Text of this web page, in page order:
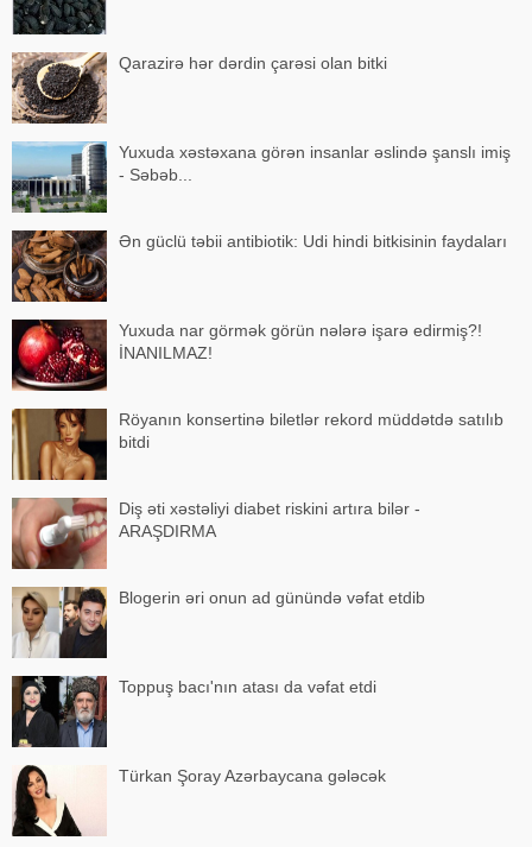
Qarazirə hər dərdin çarəsi olan bitki
Yuxuda xəstəxana görən insanlar əslində şanslı imiş
- Səbəb...
Ən güclü təbii antibiotik: Udi hindi bitkisinin faydaları
Yuxuda nar görmək görün nələrə işarə edirmiş?!
İNANILMAZ!
Röyanın konsertinə biletlər rekord müddətdə satılıb
bitdi
Diş əti xəstəliyi diabet riskini artıra bilər -
ARAŞDIRMA
Blogerin əri onun ad günündə vəfat etdib
Toppuş bacı'nın atası da vəfat etdi
Türkan Şoray Azərbaycana gələcək